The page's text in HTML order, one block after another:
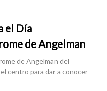
el Día
de Angelman
de Angelman del
centro para dar a conocer